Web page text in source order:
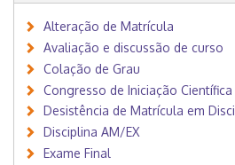
Alteração de Matrícula
Avaliação e discussão de curso
Colação de Grau
Congresso de Iniciação Científica
Desistência de Matrícula em
Disciplina AM/EX
Exame Final